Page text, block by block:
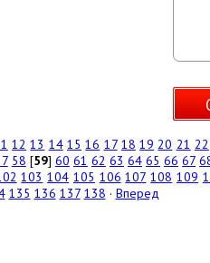
12 13 14 15 16 17 18 19 20 21 22
58 [59] 60 61 62 63 64 65 66 67
103 104 105 106 107 108 109
135 136 137 138 · Вперед